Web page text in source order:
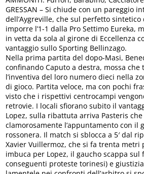
GRESSAN – Si chiude con un pareggio
dell’Aygreville, che sul perfetto sintetico
imporre l’1-1 dalla Pro Settimo Eureka,
in vetta da sola al girone di Eccellenza
vantaggio sullo Sporting Bellinzago.
Nella prima partita del dopo-Masi,
confinando Caputo a destra, mossa che
l’inventiva del loro numero dieci nella
di gioco. Partita veloce, ma con pochi
visto che i rispettivi centrocampi
retrovie. I locali sfiorano subito il
Lopez, sulla ribattuta arriva Pasteris che
clamorosamente l’appuntamento con il
rossonera. Il match si sblocca a 5′ dal
Xavier Vuillermoz, che si fa trenta metri
imbuca per Lopez, il gaucho scappa sul
conseguenti proteste torinesi) e